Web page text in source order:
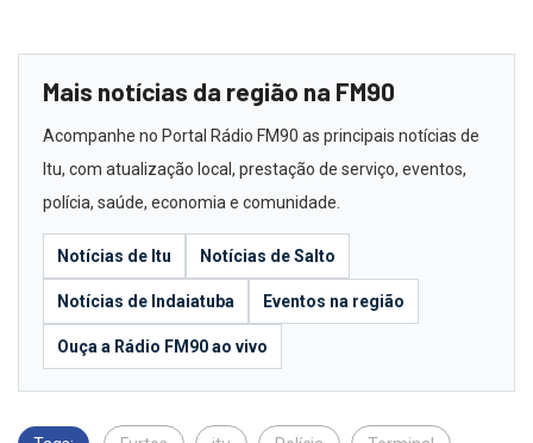
Mais notícias da região na FM90
Acompanhe no Portal Rádio FM90 as principais notícias de
Itu, com atualização local, prestação de serviço, eventos,
polícia, saúde, economia e comunidade.
Notícias de Itu Notícias de Salto
Notícias de Indaiatuba Eventos na região
Ouça a Rádio FM90 ao vivo